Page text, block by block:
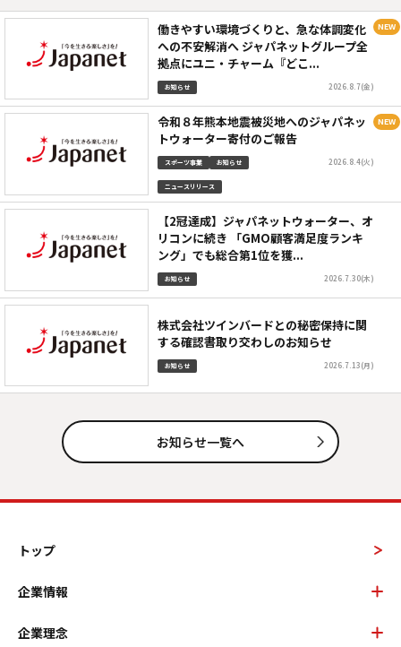
働きやすい環境づくりと、急な体調変化
への不安解消へ ジャパネットグループ全
拠点にユニ・チャーム『どこ...
お知らせ 2026.8.7(金)
令和８年熊本地震被災地へのジャパネッ
トウォーター寄付のご報告
スポーツ事業 お知らせ
ニュースリリース
2026.8.4(火)
【2冠達成】ジャパネットウォーター、オ
リコンに続き 「GMO顧客満足度ランキ
ング」でも総合第1位を獲...
お知らせ 2026.7.30(木)
株式会社ツインバードとの秘密保持に関
する確認書取り交わしのお知らせ
お知らせ 2026.7.13(月)
お知らせ一覧へ
トップ
企業情報
企業理念